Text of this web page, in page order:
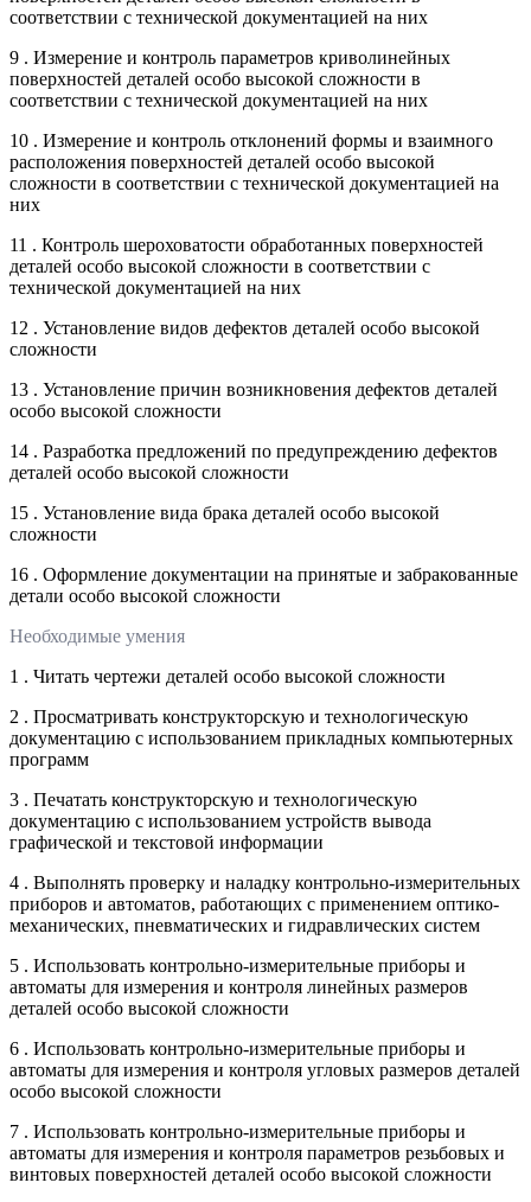
соответствии с технической документацией на них
9 . Измерение и контроль параметров криволинейных
поверхностей деталей особо высокой сложности в
соответствии с технической документацией на них
10 . Измерение и контроль отклонений формы и взаимного
расположения поверхностей деталей особо высокой
сложности в соответствии с технической документацией на
них
11 . Контроль шероховатости обработанных поверхностей
деталей особо высокой сложности в соответствии с
технической документацией на них
12 . Установление видов дефектов деталей особо высокой
сложности
13 . Установление причин возникновения дефектов деталей
особо высокой сложности
14 . Разработка предложений по предупреждению дефектов
деталей особо высокой сложности
15 . Установление вида брака деталей особо высокой
сложности
16 . Оформление документации на принятые и забракованные
детали особо высокой сложности
Необходимые умения
1 . Читать чертежи деталей особо высокой сложности
2 . Просматривать конструкторскую и технологическую
документацию с использованием прикладных компьютерных
программ
3 . Печатать конструкторскую и технологическую
документацию с использованием устройств вывода
графической и текстовой информации
4 . Выполнять проверку и наладку контрольно-измерительных
приборов и автоматов, работающих с применением оптико-
механических, пневматических и гидравлических систем
5 . Использовать контрольно-измерительные приборы и
автоматы для измерения и контроля линейных размеров
деталей особо высокой сложности
6 . Использовать контрольно-измерительные приборы и
автоматы для измерения и контроля угловых размеров деталей
особо высокой сложности
7 . Использовать контрольно-измерительные приборы и
автоматы для измерения и контроля параметров резьбовых и
винтовых поверхностей деталей особо высокой сложности